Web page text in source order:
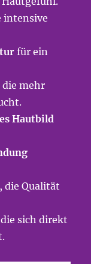
intensive
für ein
die mehr
Hautbild
die Qualität
die sich direkt